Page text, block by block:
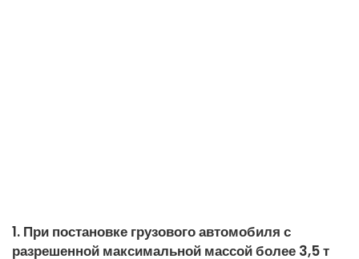
1. При постановке грузового автомобиля с
разрешенной максимальной массой более 3,5 т